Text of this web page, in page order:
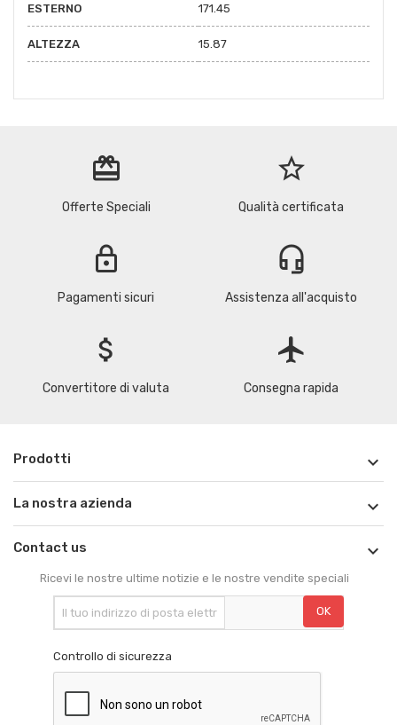
ESTERNO 171.45
ALTEZZA 15.87
redeem
Offerte Speciali
star_border
Qualità certificata
lock
Pagamenti sicuri
headset_mic
Assistenza all'acquisto
attach_money
Convertitore di valuta
flight
Consegna rapida
Prodotti 
La nostra azienda 
Contact us 
Ricevi le nostre ultime notizie e le nostre vendite speciali
Controllo di sicurezza